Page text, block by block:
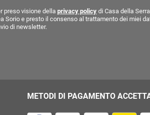
preso visione della privacy policy di Casa della
Sorio e presto il consenso al trattamento dei miei
di newsletter.
METODI DI PAGAMENTO